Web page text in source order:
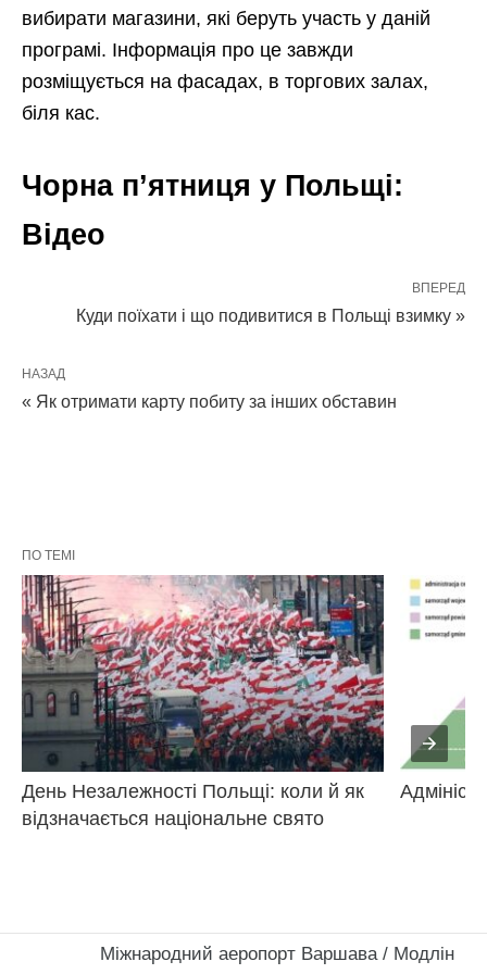
вибирати магазини, які беруть участь у даній
програмі. Інформація про це завжди
розміщується на фасадах, в торгових залах,
біля кас.
Чорна п’ятниця у Польщі:
Відео
ВПЕРЕД
Куди поїхати і що подивитися в Польщі взимку »
НАЗАД
« Як отримати карту побиту за інших обставин
ПО ТЕМІ
День Незалежності Польщі: коли й як
відзначається національне свято
Міжнародний аеропорт Варшава / Модлін